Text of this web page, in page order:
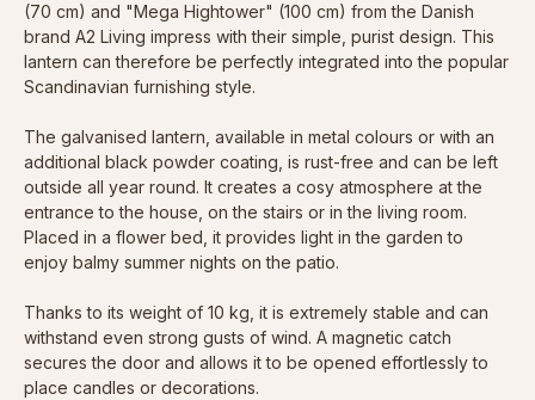
(70 cm) and "Mega Hightower" (100 cm) from the Danish
brand A2 Living impress with their simple, purist design. This
lantern can therefore be perfectly integrated into the popular
Scandinavian furnishing style.
The galvanised lantern, available in metal colours or with an
additional black powder coating, is rust-free and can be left
outside all year round. It creates a cosy atmosphere at the
entrance to the house, on the stairs or in the living room.
Placed in a flower bed, it provides light in the garden to
enjoy balmy summer nights on the patio.
Thanks to its weight of 10 kg, it is extremely stable and can
withstand even strong gusts of wind. A magnetic catch
secures the door and allows it to be opened effortlessly to
place candles or decorations.